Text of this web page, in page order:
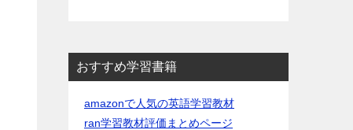
おすすめ学習書籍
amazonで人気の英語学習教材
ran学習教材評価まとめページ